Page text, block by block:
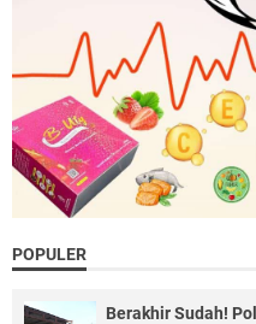
POPULER
Berakhir Sudah!